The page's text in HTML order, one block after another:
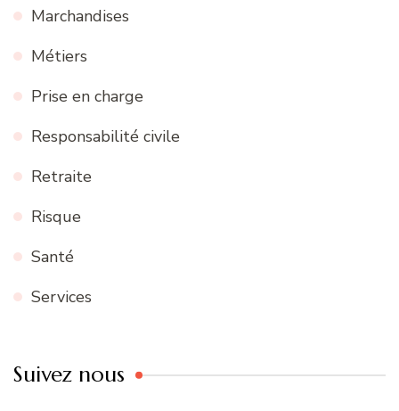
Marchandises
Métiers
Prise en charge
Responsabilité civile
Retraite
Risque
Santé
Services
Suivez nous